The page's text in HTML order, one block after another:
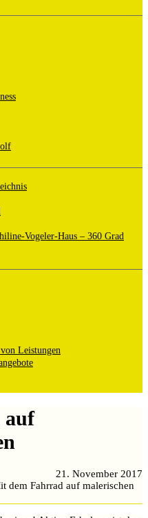
Vogeler-Haus – 360 Grad
Leistungen
auf
21. November 2017
dem Fahrrad auf malerischen